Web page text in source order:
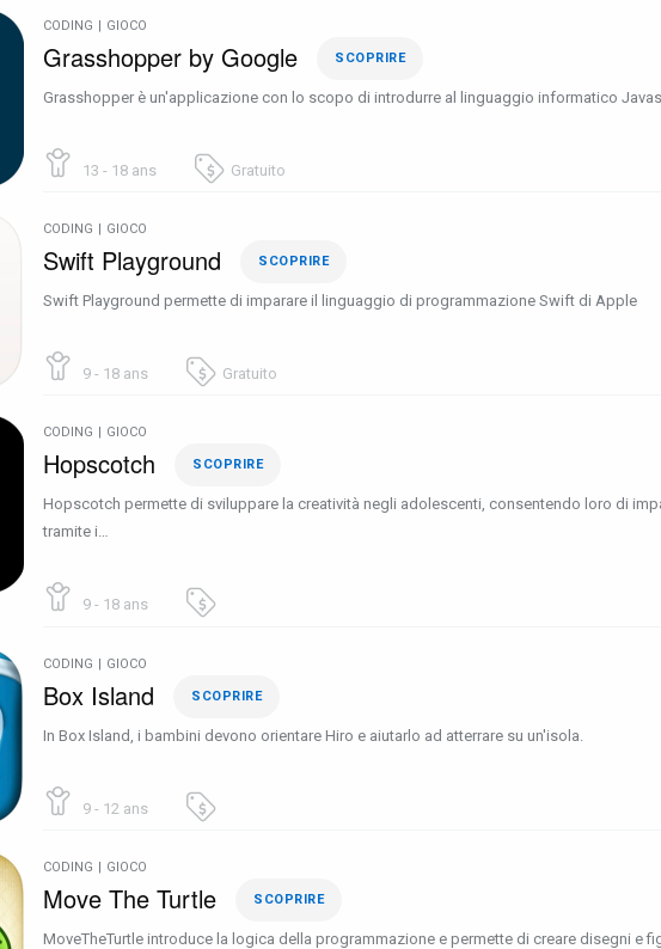
CODING | GIOCO
Grasshopper by Google SCOPRIRE
Grasshopper è un'applicazione con lo scopo di introdurre al linguaggio informatico
13 - 18 ans Gratuito
CODING | GIOCO
Swift Playground SCOPRIRE
Swift Playground permette di imparare il linguaggio di programmazione Swift di Apple
9 - 18 ans Gratuito
CODING GIOCO
Hopscotch SCOPRIRE
Hopscotch permette di sviluppare la creatività negli adolescenti, consentendo loro di
tramite i…
9 - 18 ans
CODING | GIOCO
Box Island SCOPRIRE
In Box Island, i bambini devono orientare Hiro e aiutarlo ad atterrare su un'isola.
9 - 12 ans
CODING | GIOCO
Move The Turtle SCOPRIRE
MoveTheTurtle introduce la logica della programmazione e permette di creare disegni e